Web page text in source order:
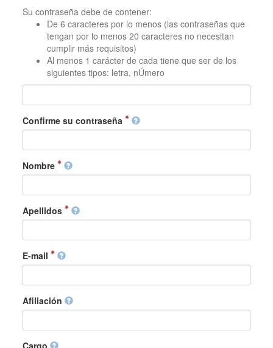
Su contraseña debe de contener:
De 6 caracteres por lo menos (las contraseñas que
tengan por lo menos 20 caracteres no necesitan
cumplir más requisitos)
Al menos 1 carácter de cada tiene que ser de los
siguientes tipos: letra, nÚmero
Confirme su contraseña
Nombre
Apellidos
E-mail
Afiliación
Cargo